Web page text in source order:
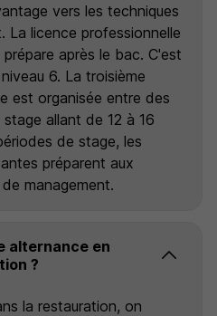
vers les techniques
La licence professionnelle
après le bac. C'est
6. La troisième
est organisée entre des
allant de 12 à 16
de stage, les
préparent aux
management.
alternance en
?
la restauration, on